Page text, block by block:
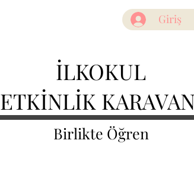
Giriş
İLKOKUL
ETKİNLİK
Birlikte Öğren